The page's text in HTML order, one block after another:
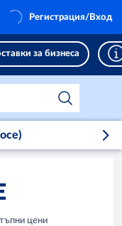
за бизнеса
Регистрация/Вход
цени